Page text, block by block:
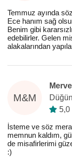
Temmuz ayında
Ece hanım sağ
Benim gibi
edebilirler. Gelen
alakalarından
M&M
5,0
İsteme ve söz
memnun kaldım,
de misafirlerimi
:)